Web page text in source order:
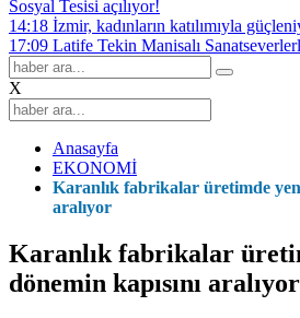
Sosyal Tesisi açılıyor!
14:18 İzmir, kadınların katılımıyla
17:09 Latife Tekin Manisalı
X
Anasayfa
EKONOMİ
Karanlık fabrikalar üretimde yeni
aralıyor
Karanlık fabrikalar
dönemin kapısını aralıyor